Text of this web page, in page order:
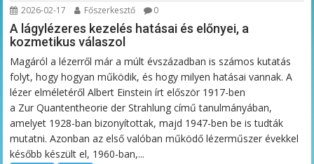
2026-02-17 Főszerkesztő 0
A lágylézeres kezelés hatásai és előnyei, a
kozmetikus válaszol
Magáról a lézerről már a múlt évszázadban is számos kutatás
folyt, hogy hogyan működik, és hogy milyen hatásai vannak. A
lézer elméletéről Albert Einstein írt először 1917-ben
a Zur Quantentheorie der Strahlung című tanulmányában,
amelyet 1928-ban bizonyítottak, majd 1947-ben be is tudták
mutatni. Azonban az első valóban működő lézerműszer évekkel
később készült el, 1960-ban,...